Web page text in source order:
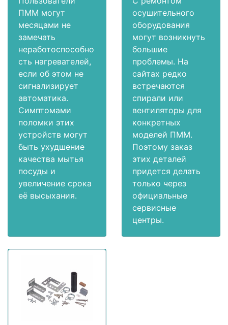
ПММ могут
месяцами не
замечать
неработоспособно
сть нагревателей,
если об этом не
сигнализирует
автоматика.
Симптомами
поломки этих
устройств могут
быть ухудшение
качества мытья
посуды и
увеличение срока
её высыхания.
осушительного
оборудования
могут возникнуть
большие
проблемы. На
сайтах редко
встречаются
спирали или
вентиляторы для
конкретных
моделей ПММ.
Поэтому заказ
этих деталей
придется делать
только через
официальные
сервисные
центры.